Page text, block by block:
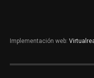
Implementación web: